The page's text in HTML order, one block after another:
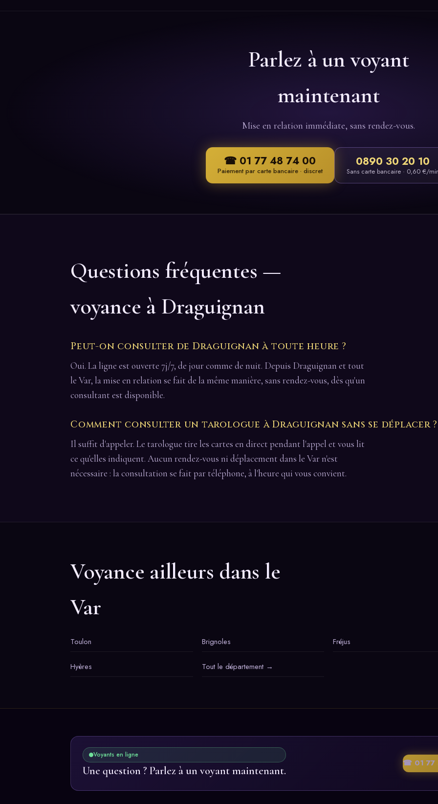
Parlez à un voyant
maintenant
Mise en relation immédiate, sans rendez-vous.
☎ 01 77 48 74 00
Paiement par carte bancaire · discret
0890 30 20 10
Sans carte bancaire · 0,60 €/
Questions fréquentes —
voyance à Draguignan
Peut-on consulter de Draguignan à toute heure ?
Oui. La ligne est ouverte 7j/7, de jour comme de nuit. Depuis Draguignan et tout
le Var, la mise en relation se fait de la même manière, sans rendez-vous, dès qu'un
consultant est disponible.
Comment consulter un tarologue à Draguignan sans se déplacer ?
Il suffit d'appeler. Le tarologue tire les cartes en direct pendant l'appel et vous lit
ce qu'elles indiquent. Aucun rendez-vous ni déplacement dans le Var n'est
nécessaire : la consultation se fait par téléphone, à l'heure qui vous convient.
Voyance ailleurs dans le
Var
Toulon Brignoles Fréjus
Hyères Tout le département →
Voyants en ligne
Une question ? Parlez à un voyant maintenant.
☎ 01 77